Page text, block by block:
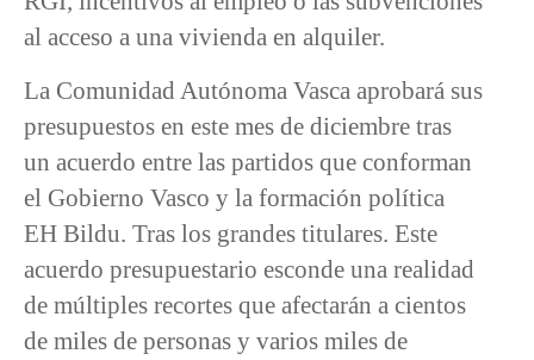
al acceso a una vivienda en alquiler.
La Comunidad Autónoma Vasca aprobará sus
presupuestos en este mes de diciembre tras
un acuerdo entre las partidos que conforman
el Gobierno Vasco y la formación política
EH Bildu. Tras los grandes titulares. Este
acuerdo presupuestario esconde una realidad
de múltiples recortes que afectarán a cientos
de miles de personas y varios miles de